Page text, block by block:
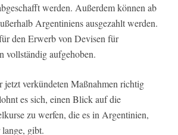
werden. Außerdem können ab
Argentiniens ausgezahlt werden.
den Erwerb von Devisen für
vollständig aufgehoben.
jetzt verkündeten Maßnahmen richtig
es sich, einen Blick auf die
zu werfen, die es in Argentinien,
gibt.